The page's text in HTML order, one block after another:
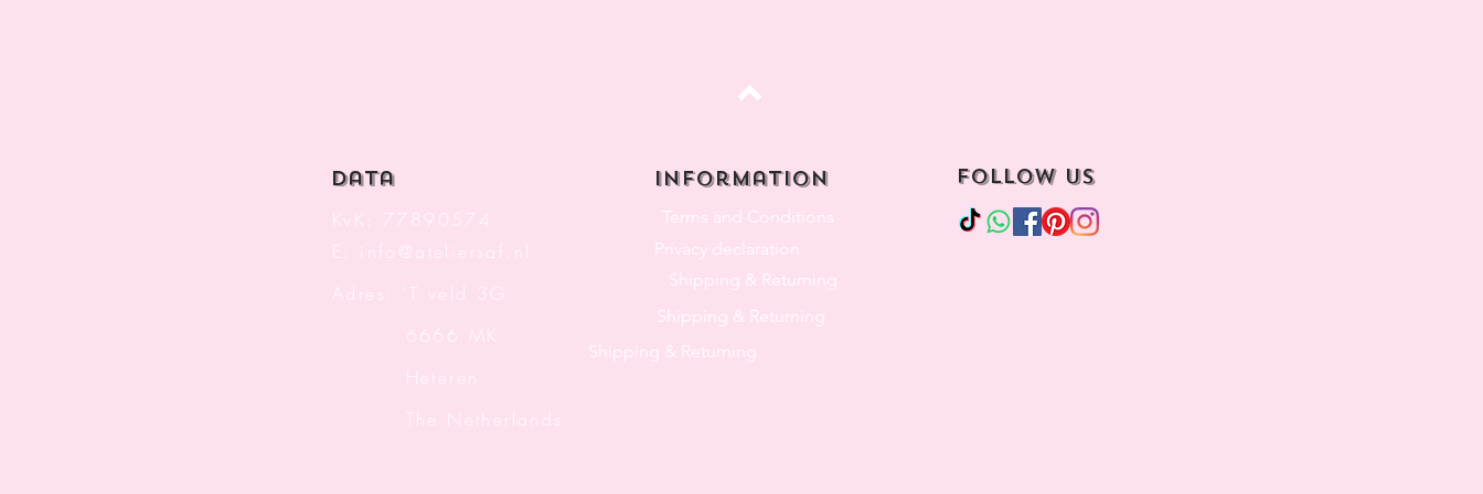
data Information
KvK: 77890574
E:
info@ateliersaf.nl
Adres: 'T veld 3G
6666 MK
Heteren
The Netherlands
Terms and Conditions
Privacy declaration
Shipping & Returning
Shipping & Returning
Shipping & Returning
follow us